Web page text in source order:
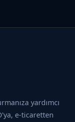
yardımcı
e-ticaretten